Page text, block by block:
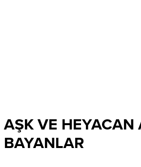
AŞK VE HEYACAN
BAYANLAR